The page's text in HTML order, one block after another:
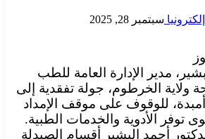
سبتمبر 28, 2025
مدير الإدارة العامة للطب
ولاية الخرطوم، جولة تفقدية إلى
للوقوف على موقف الإمداد
توفر الأدوية والخدمات الطبية.
أحمد البشير أقسام الصيدلة